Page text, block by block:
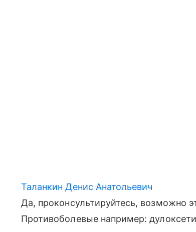
Таланкин Денис Анатольевич
Да, проконсультируйтесь, возможно
Противоболевые например: